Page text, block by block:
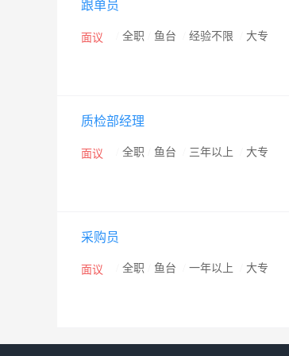
跟单员
面议 全职 鱼台 经验不限 大专
质检部经理
面议 全职 鱼台 三年以上 大专
采购员
面议 全职 鱼台 一年以上 大专